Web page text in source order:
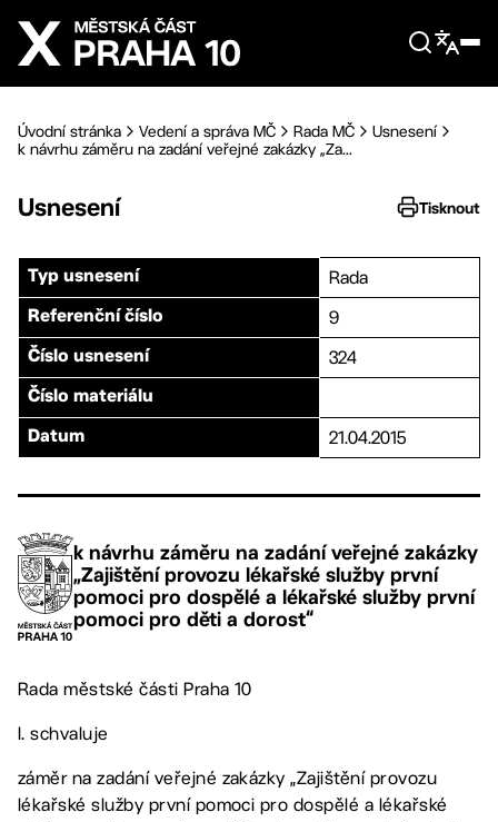
Přejít na hlavní obsah
Úvodní stránka Vedení a správa MČ Rada MČ
Usnesení
k návrhu záměru na zadání veřejné zakázky „Za...
Usnesení Tisknout
Typ usnesení Rada
Referenční číslo 9
Číslo usnesení 324
Číslo materiálu
Datum 21.04.2015
k návrhu záměru na zadání veřejné zakázky
„Zajištění provozu lékařské služby první
pomoci pro dospělé a lékařské služby první
pomoci pro děti a dorost“
Rada městské části Praha 10
I. schvaluje
záměr na zadání veřejné zakázky „Zajištění provozu
lékařské služby první pomoci pro dospělé a lékařské